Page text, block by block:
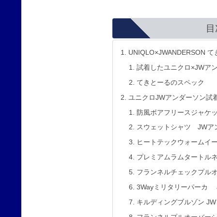
UNIQLO×JWANDERSON
試着したユニクロ×JWア
てきとーるのスペック
ユニクロJWアンダーソン試
防風ボアフリースジャケ
スウェットシャツ JWア
ヒートテックウォームイ
プレミアムラムタート
フランネルチェックプ
3Wayミリタリーパーカ
キルディングブルゾン